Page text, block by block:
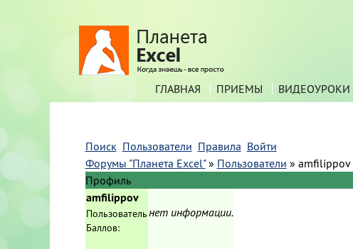
ГЛАВНАЯ ПРИЕМЫ ВИДЕОУРОКИ
Поиск Пользователи Правила Войти
Форумы "Планета Excel" » Пользователи » amfilippov
Профиль
amfilippov
Пользователь
Баллов:
нет информации.